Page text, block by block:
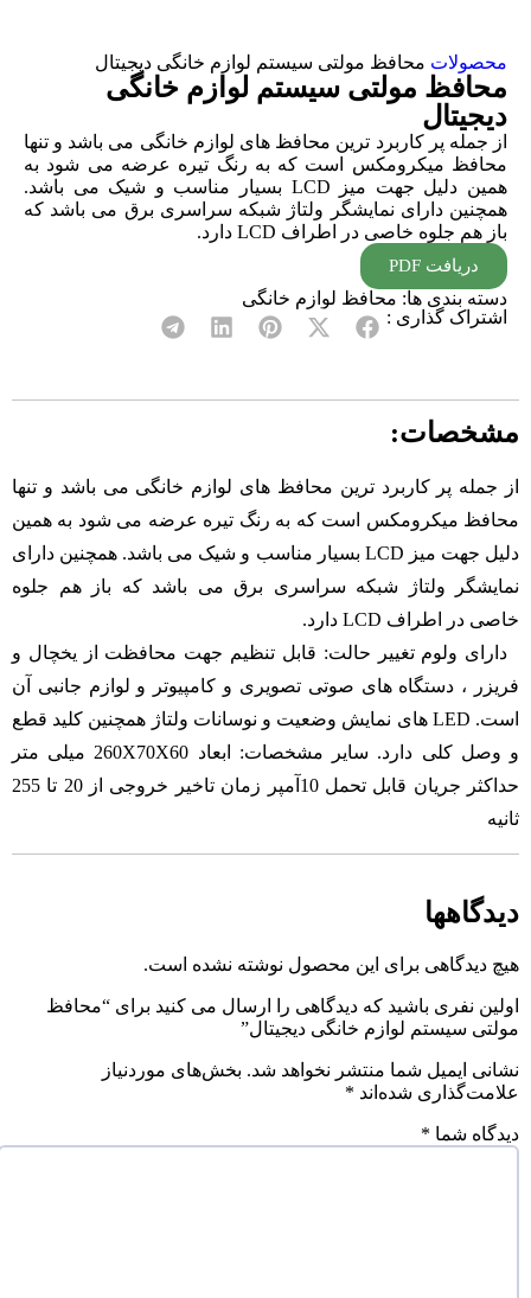
محصولات محافظ مولتی سیستم لوازم خانگی دیجیتال
محافظ مولتی سیستم لوازم خانگی
دیجیتال
از جمله پر کاربرد ترین محافظ های لوازم خانگی می باشد و تنها
محافظ میکرومکس است که به رنگ تیره عرضه می شود به
همین دلیل جهت میز LCD بسیار مناسب و شیک می باشد.
همچنین دارای نمایشگر ولتاژ شبکه سراسری برق می باشد که
باز هم جلوه خاصی در اطراف LCD دارد.
دریافت PDF
دسته بندی ها: محافظ لوازم خانگی
اشتراک گذاری :
مشخصات:
از جمله پر کاربرد ترین محافظ های لوازم خانگی می باشد و تنها
محافظ میکرومکس است که به رنگ تیره عرضه می شود به همین
دلیل جهت میز LCD بسیار مناسب و شیک می باشد. همچنین دارای
نمایشگر ولتاژ شبکه سراسری برق می باشد که باز هم جلوه
خاصی در اطراف LCD دارد.
دارای ولوم تغییر حالت: قابل تنظیم جهت محافظت از یخچال و
فریزر ، دستگاه های صوتی تصویری و کامپیوتر و لوازم جانبی آن
است. LED های نمایش وضعیت و نوسانات ولتاژ همچنین کلید قطع
و وصل کلی دارد. سایر مشخصات: ابعاد 260X70X60 میلی متر
حداکثر جریان قابل تحمل 10آمپر زمان تاخیر خروجی از 20 تا 255
ثانیه
دیدگاهها
هیچ دیدگاهی برای این محصول نوشته نشده است.
اولین نفری باشید که دیدگاهی را ارسال می کنید برای “محافظ
مولتی سیستم لوازم خانگی دیجیتال”
نشانی ایمیل شما منتشر نخواهد شد. بخش‌های موردنیاز
علامت‌گذاری شده‌اند *
دیدگاه شما *